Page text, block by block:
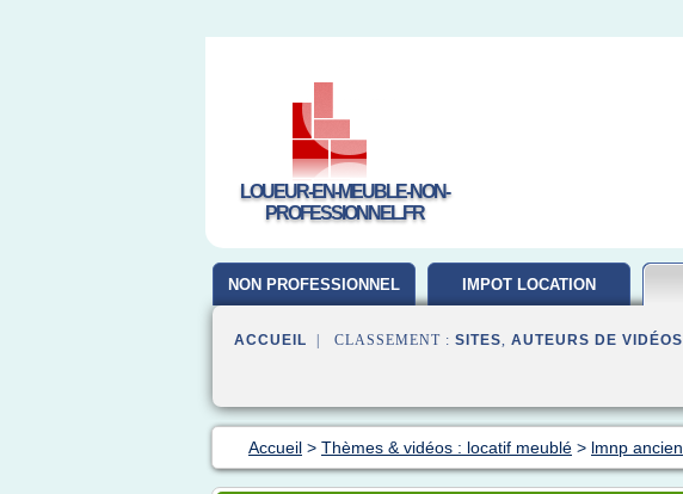
LOUEUR-EN-MEUBLE-NON-
PROFESSIONNEL.FR
NON PROFESSIONNEL IMPOT LOCATION
ACCUEIL | CLASSEMENT : SITES, AUTEURS DE VIDÉOS
Accueil > Thèmes & vidéos : locatif meublé > lmnp ancien